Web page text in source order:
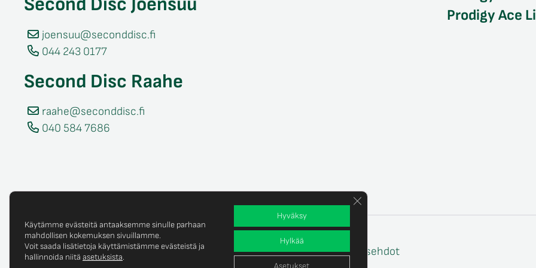
joensuu@seconddisc.fi
044 243 0177
Second Disc Raahe
raahe@seconddisc.fi
040 584 7686
Prodigy Ace
© Copyright 2025 Second Disc Oy Tietosuojaseloste Tilaus- ja toimitusehdot
Käytämme evästeitä antaaksemme sinulle parhaan
mahdollisen kokemuksen sivuillamme.
Voit saada lisätietoja käyttämistämme evästeistä ja
hallinnoida niitä asetuksista.
Hyväksy
Hylkää
Asetukset
Sulje evästebanneri